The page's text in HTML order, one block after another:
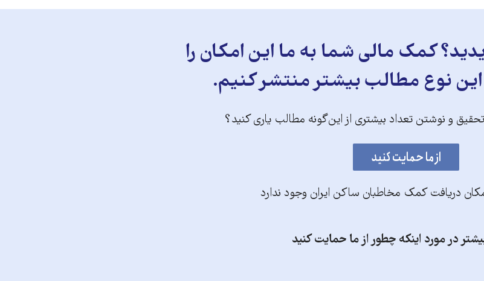
کمک مالی شما به ما این امکان را
این نوع مطالب بیشتر منتشر کنیم.
و نوشتن تعداد بیشتری از این‌گونه مطالب یاری کنید؟
دریافت کمک مخاطبان ساکن ایران وجود ندارد
در مورد اینکه چطور از ما حمایت کنید